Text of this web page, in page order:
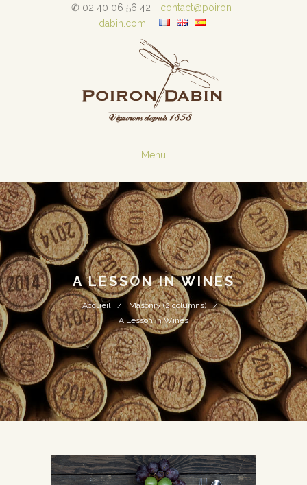
✆ 02 40 06 56 42 - contact@poiron-
dabin.com
Menu
A LESSON IN WINES
Accueil
Masonry (2 columns)
A Lesson In Wines